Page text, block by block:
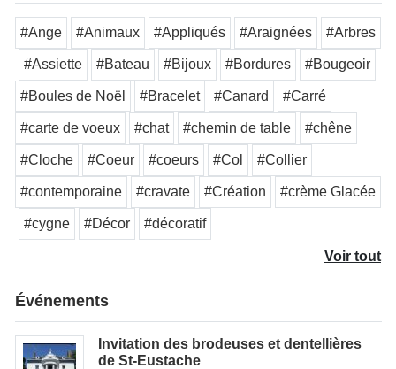
#Ange #Animaux #Appliqués #Araignées #Arbres
#Assiette #Bateau #Bijoux #Bordures #Bougeoir
#Boules de Noël #Bracelet #Canard #Carré
#carte de voeux #chat #chemin de table #chêne
#Cloche #Coeur #coeurs #Col #Collier
#contemporaine #cravate #Création #crème Glacée
#cygne #Décor #décoratif
Voir tout
Événements
Invitation des brodeuses et dentellières
de St-Eustache